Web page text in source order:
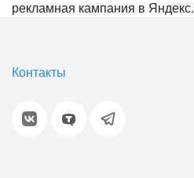
рекламная кампания в
Контакты